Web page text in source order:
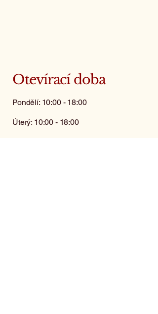
Otevírací doba
Pondělí: 10:00 - 18:00
Úterý: 10:00 - 18:00